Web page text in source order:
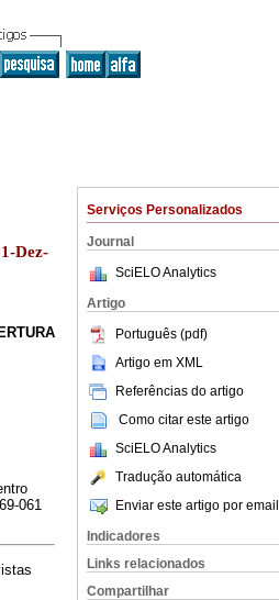
Serviços Personalizados
Journal
SciELO Analytics
Artigo
Português (pdf)
Artigo em XML
Referências do artigo
Como citar este artigo
SciELO Analytics
Tradução automática
Enviar este artigo por email
Indicadores
Links relacionados
Compartilhar
Dez-
061